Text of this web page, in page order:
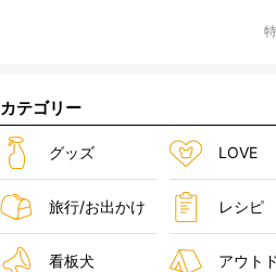
カテゴリー
グッズ LOVE
旅行/お出かけ レシピ
看板犬 アウト